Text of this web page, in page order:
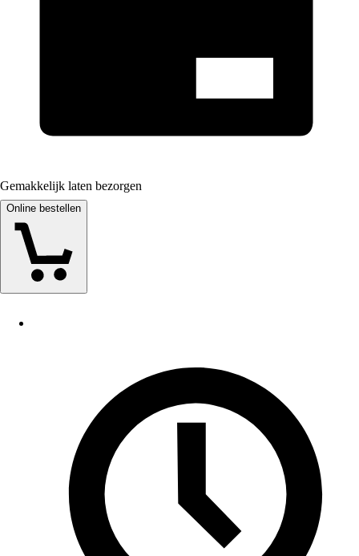
Gemakkelijk laten bezorgen
Online bestellen